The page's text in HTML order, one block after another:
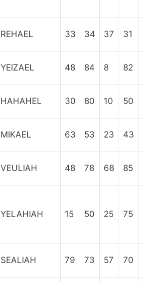
REHAEL 33 34 37 31
YEIZAEL 48 84 8 82
HAHAHEL 30 80 10 50
MIKAEL 63 53 23 43
VEULIAH 48 78 68 85
YELAHIAH 15 50 25 75
SEALIAH 79 73 57 70